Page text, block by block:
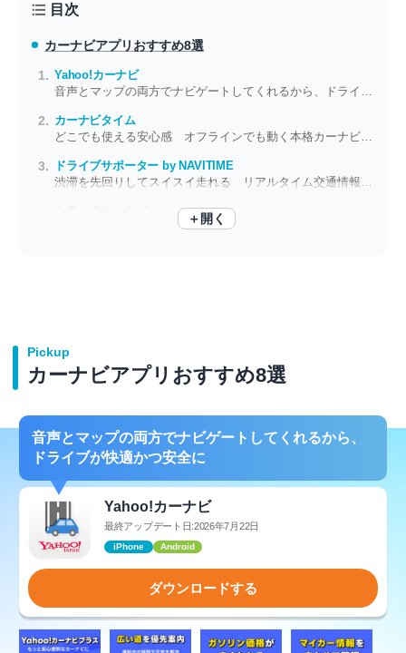
目次
カーナビアプリ おすすめ8選
Yahoo!カーナビ
カーナビタイム
ドライブサポーター by NAVITIME
＋開く
Pickup
カーナビアプリおすすめ8選
音声とマップの両方でナビゲートしてくれるから、
ドライブが快適かつ安全に
Yahoo!カーナビ
最終アップデート日:2026年7月22日
iPhone Android
ダウンロードする